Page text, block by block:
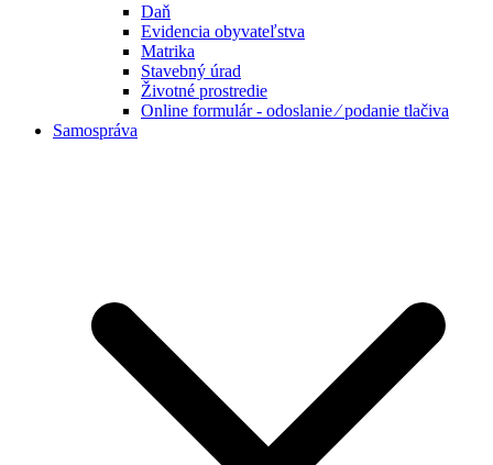
Daň
Evidencia obyvateľstva
Matrika
Stavebný úrad
Životné prostredie
Online formulár - odoslanie ⁄ podanie tlačiva
Samospráva